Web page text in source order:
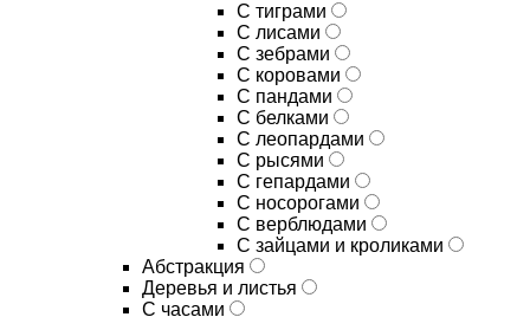
С тиграми
С лисами
С зебрами
С коровами
С пандами
С белками
С леопардами
С рысями
С гепардами
С носорогами
С верблюдами
С зайцами и кроликами
Абстракция
Деревья и листья
С часами